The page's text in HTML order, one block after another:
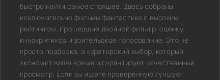
быстро найти самое стоящее. Здесь собраны
исключительно фильмы фантастика с высоким
рейтингом, прошедшие двойной фильтр: оценку
кинокритиков и зрительское голосование. Это не
просто подборка, а кураторский выбор, который
экономит ваше время и гарантирует качественный
просмотр. Если вы ищете проверенную лучшую